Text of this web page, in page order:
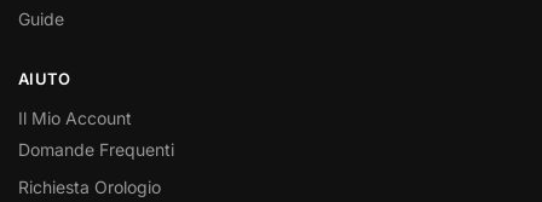
Guide
AIUTO
Il Mio Account
Domande Frequenti
Richiesta Orologio